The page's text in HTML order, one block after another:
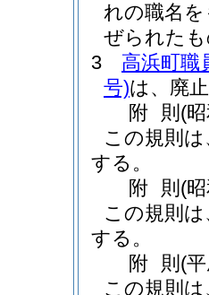
れの職名
ぜられた
3
高浜町職
号)は、廃
附 則 (
この規則
する。
附 則 (
この規則
する。
附 則 (
この規則